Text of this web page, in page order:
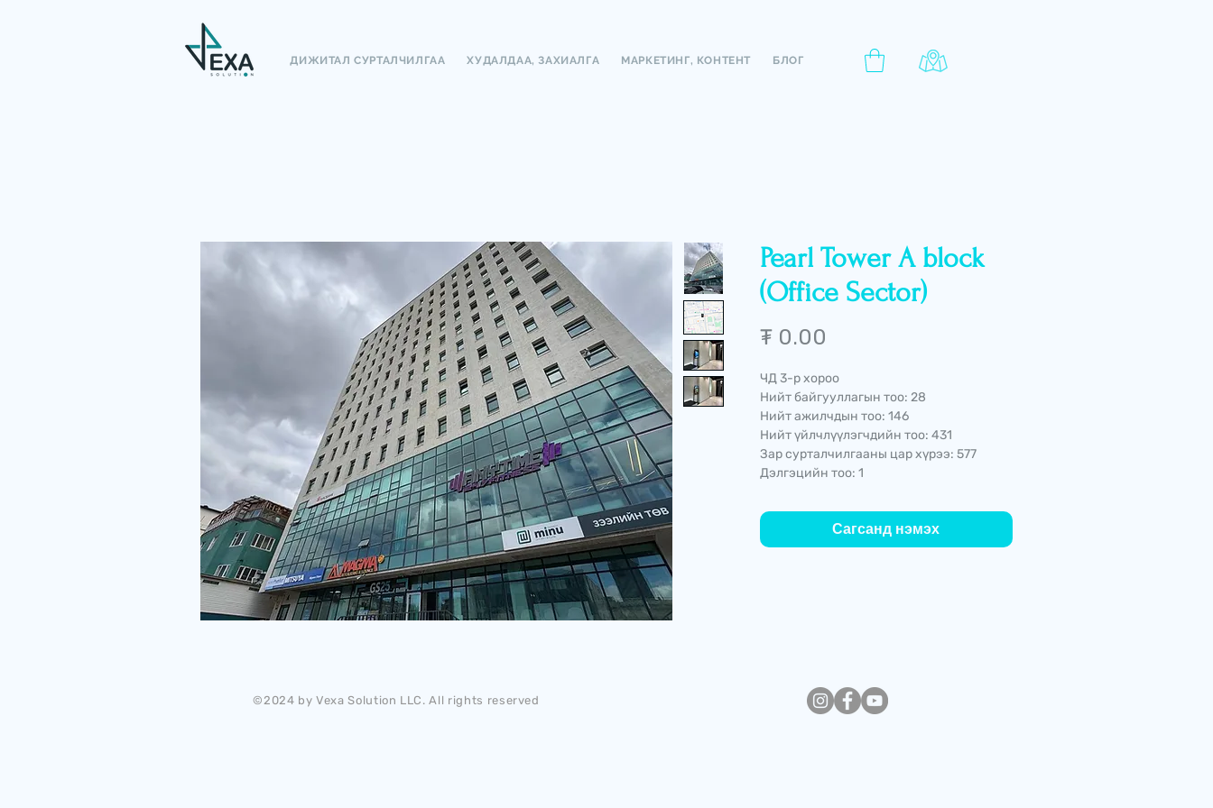
ДИЖИТАЛ СУРТАЛЧИЛГАА ХУДАЛДАА, ЗАХИАЛГА МАРКЕТИНГ, КОНТЕНТ БЛОГ
Pearl Tower A block
(Office Sector)
₮ 0.00
ЧД 3-р хороо
Нийт байгууллагын тоо: 28
Нийт ажилчдын тоо: 146
Нийт үйлчлүүлэгчдийн тоо: 431
Зар сурталчилгааны цар хүрээ: 577
Дэлгэцийн тоо: 1
Сагсанд нэмэх
©2024 by Vexa Solution LLC. All rights reserved